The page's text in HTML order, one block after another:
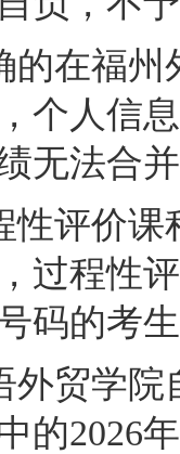
的在福
个人信
无法合
性评价
过程性
码的考
外贸学
的2026